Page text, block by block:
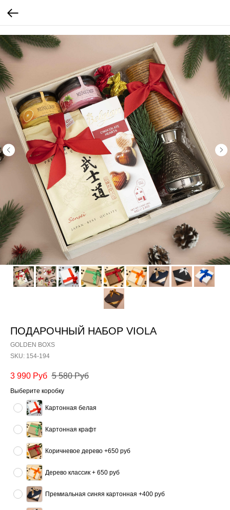
ПОДАРОЧНЫЙ НАБОР VIOLA
GOLDEN BOXS
SKU: 154-194
3 990 Руб 5 580 Руб
Выберите коробку
Картонная белая
Картонная крафт
Коричневое дерево +650 руб
Дерево классик + 650 руб
Премиальная синяя картонная +400 руб